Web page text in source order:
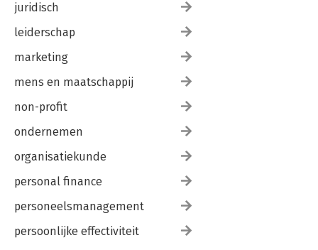
juridisch
leiderschap
marketing
mens en maatschappij
non-profit
ondernemen
organisatiekunde
personal finance
personeelsmanagement
persoonlijke effectiviteit